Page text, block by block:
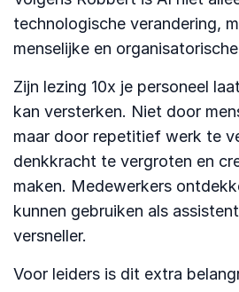
technologische verandering,
menselijke en
Zijn lezing 10x je personeel
kan versterken. Niet door
maar door repetitief werk te
denkkracht te vergroten en
maken. Medewerkers
kunnen gebruiken als
versneller.
Voor leiders is dit extra